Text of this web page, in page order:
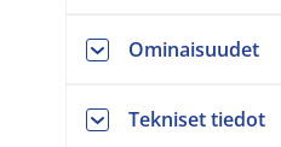
Ominaisuudet
Tekniset tiedot